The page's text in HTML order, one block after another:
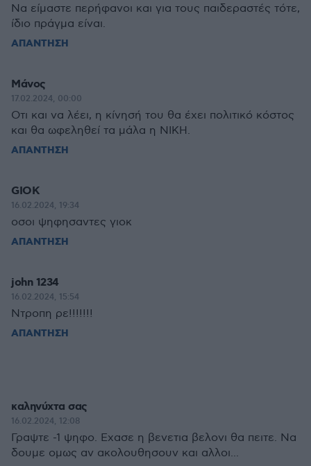
Να είμαστε περήφανοι και για τους παιδεραστές τότε,
ίδιο πράγμα είναι.
ΑΠΑΝΤΗΣΗ
Μάνος
17.02.2024, 00:00
Οτι και να λέει, η κίνησή του θα έχει πολιτικό κόστος
και θα ωφεληθεί τα μάλα η ΝΙΚΗ.
ΑΠΑΝΤΗΣΗ
GIOK
16.02.2024, 19:34
οσοι ψηφησαντες γιοκ
ΑΠΑΝΤΗΣΗ
john 1234
16.02.2024, 15:54
Ντροπη ρε!!!!!!!
ΑΠΑΝΤΗΣΗ
καληνύχτα σας
16.02.2024, 12:08
Γραψτε -1 ψηφο. Εχασε η βενετια βελονι θα πειτε. Να
δουμε ομως αν ακολουθησουν και αλλοι...